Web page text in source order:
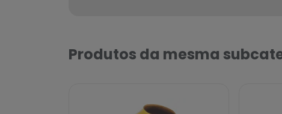
Produtos da mesma